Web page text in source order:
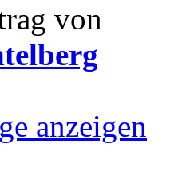
von
anzeigen